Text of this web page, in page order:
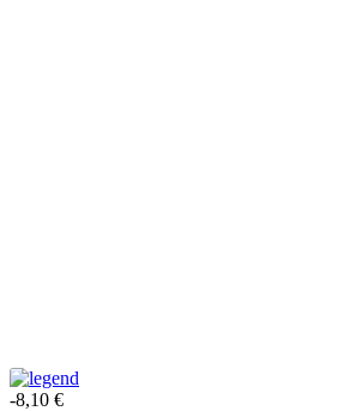
-8,10 €